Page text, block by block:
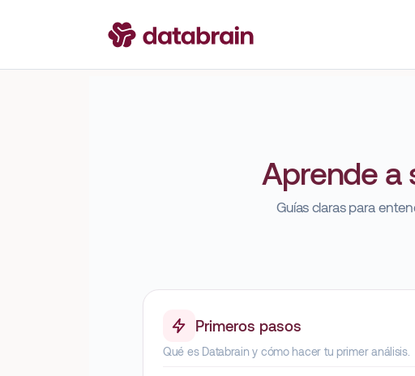
Aprende a
Guías claras para
Primeros pasos
Qué es Databrain y cómo hacer tu primer análisis.